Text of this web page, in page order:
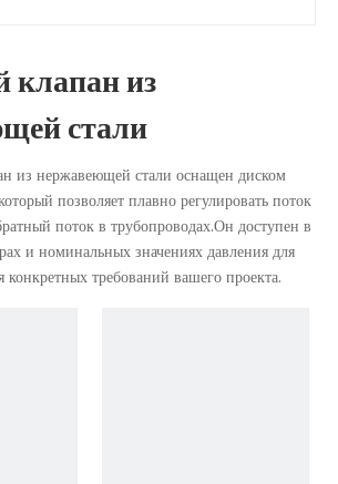
из
стали
из нержавеющей стали оснащен диском
позволяет плавно регулировать поток
поток в трубопроводах.Он доступен в
и номинальных значениях давления для
конкретных требований вашего проекта.